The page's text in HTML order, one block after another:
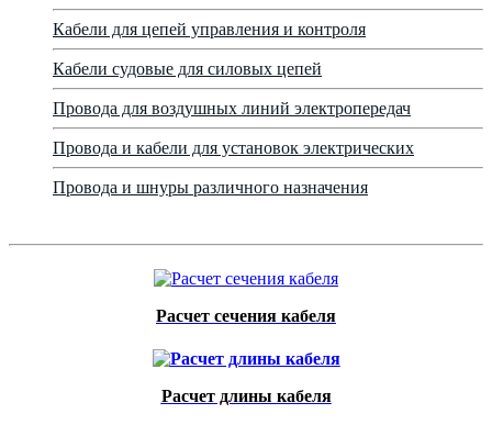
Кабели для цепей управления и контроля
Кабели судовые для силовых цепей
Провода для воздушных линий электропередач
Провода и кабели для установок электрических
Провода и шнуры различного назначения
Расчет сечения кабеля
Расчет длины кабеля